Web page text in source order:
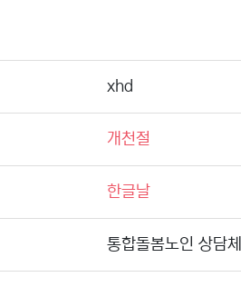
xhd
개천절
한글날
통합돌봄노인 상담